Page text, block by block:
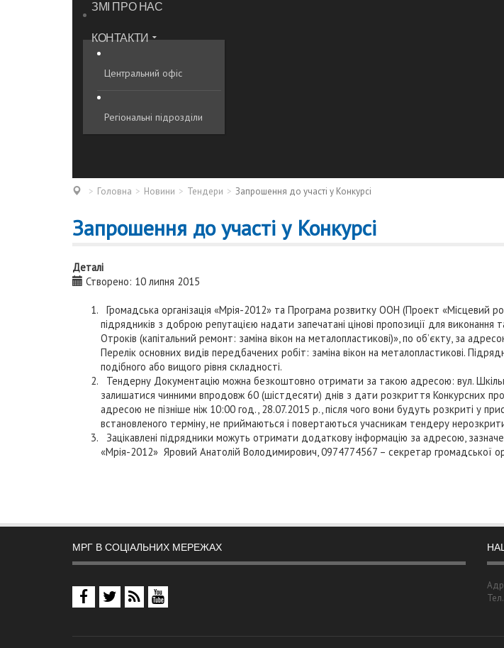
ЗМІ ПРО НАС
КОНТАКТИ
Центральний офіс
Регіональні підрозділи
Головна Новини Тендери Запрошення до участі у Конкурсі
Запрошення до участі у Конкурсі
Деталі
Створено: 10 липня 2015
Громадська організація «Мрія-2012» та Програма розвитку ООН (Проект «Місцевий
підрядників з доброю репутацією надати запечатані цінові пропозиції для
Отроків (капітальний ремонт: заміна вікон на металопластикові)», по об’єкту, за
Перелік основних видів передбачених робіт: заміна вікон на металопластикові.
подібного або вищого рівня складності.
Тендерну Документацію можна безкоштовно отримати за такою адресою: вул.
залишатися чинними впродовж 60 (шістдесяти) днів з дати розкриття Конкурсних
адресою не пізніше ніж 10:00 год., 28.07.2015 р., після чого вони будуть розкриті у
встановленого терміну, не приймаються і повертаються учасникам тендеру
Зацікавлені підрядники можуть отримати додаткову інформацію за адресою,
«Мрія-2012» Яровий Анатолій Володимирович, 0974774567 – секретар громадської
МРГ В СОЦІАЛЬНИХ МЕРЕЖАХ